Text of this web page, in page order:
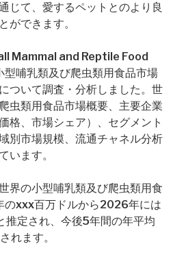
じて、愛するペットとのより良
ができます。
Mammal and Reptile Food
哺乳類及び爬虫類用食品市場
ついて調査・分析しました。世
虫類用食品市場概要、主要企業
格、市場シェア）、セグメント
別市場規模、流通チャネル分析
います。
界の小型哺乳類及び爬虫類用食
のxxx百万ドルから2026年には
推定され、今後5年間の年平均
れます。